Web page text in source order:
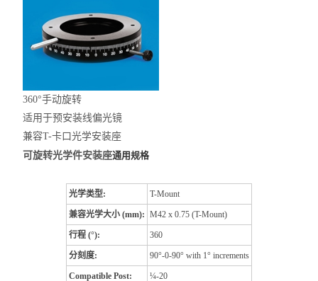
360°手动旋转
适用于预安装线偏光镜
兼容T-卡口光学安装座
可旋转光学件安装座通用规格
光学类型: T-Mount
兼容光学大小 (mm): M42 x 0.75 (T-Mount)
行程 (°): 360
分刻度: 90°-0-90° with 1° increments
Compatible Post: ¼-20